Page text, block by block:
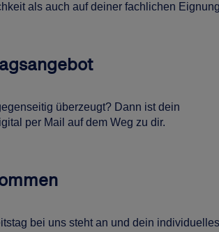
als auch auf deiner fachlichen
überzeugt? Dann ist dein
per Mail auf dem Weg zu dir.
bei uns steht an und dein individuelles